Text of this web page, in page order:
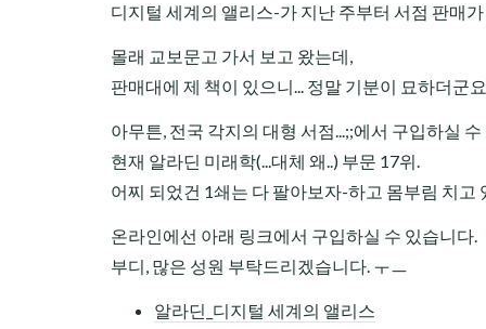
디지털 세계의 앨리스-가 지난 주부터 서점 판매
몰래 교보문고 가서 보고 왔는데,
판매대에 제 책이 있으니... 정말 기분이 묘하더군
아무튼, 전국 각지의 대형 서점...;;에서 구입하실
현재 알라딘 미래학(...대체 왜..) 부문 17위.
어찌 되었건 1쇄는 다 팔아보자-하고 몸부림 치고
온라인에선 아래 링크에서 구입하실 수 있습니다.
부디, 많은 성원 부탁드리겠습니다. ㅜㅡ
알라딘_디지털 세계의 앨리스